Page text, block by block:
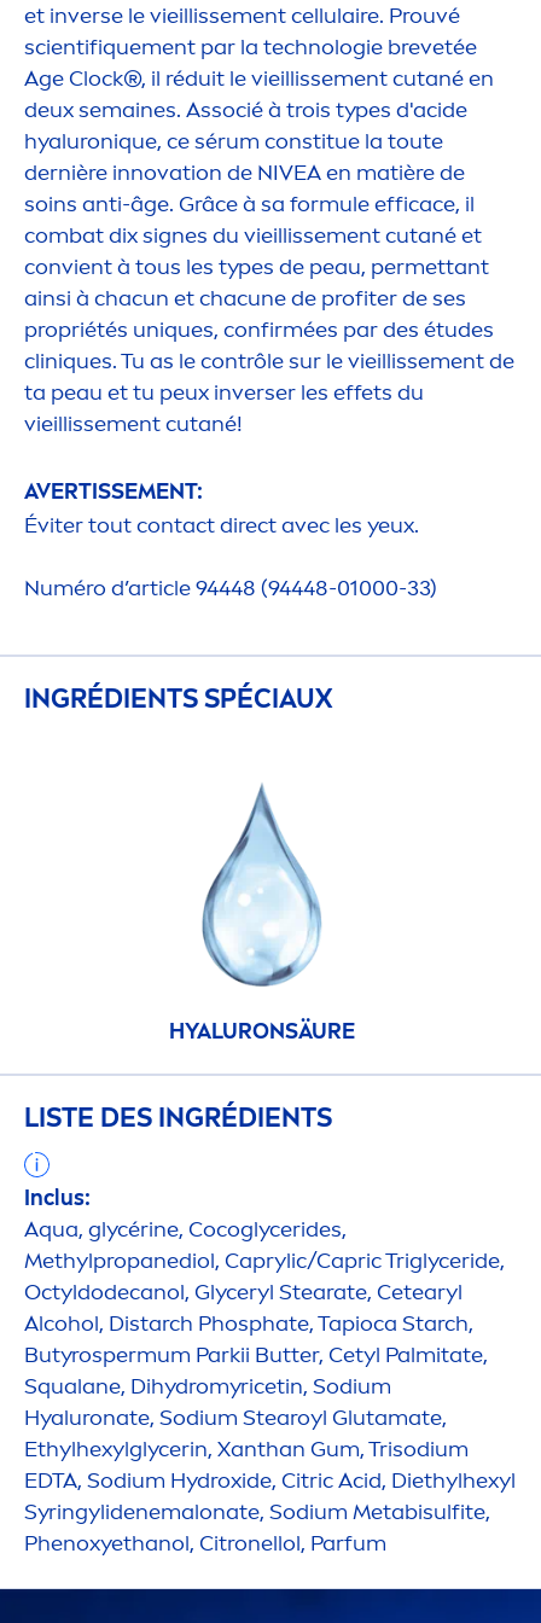
et inverse le vieillissement cellulaire. Prouvé
scientifiquement par la technologie brevetée
Age Clock®, il réduit le vieillissement cutané en
deux semaines. Associé à trois types d'acide
hyaluronique, ce sérum constitue la toute
dernière innovation de NIVEAen matière de
soins anti-âge. Grâce à sa formule efficace, il
combat dix signes du vieillissement cutané et
convient à tous les types de peau, permettant
ainsi à chacun et chacune de profiter de ses
propriétés uniques, confirmées par des études
cliniques. Tu as le contrôle sur le vieillissement de
ta peau et tu peux inverser les effets du
vieillissement cutané!
AVERTISSEMENT:
Éviter tout contact direct avec les yeux.
Numéro d’article 94448 (94448-01000-33)
INGRÉDIENTS SPÉCIAUX
HYALURONSÄURE
LISTE DES INGRÉDIENTS
Inclus:
Aqua, glycérine, Cocoglycerides,
Methylpropanediol, Caprylic/Capric Triglyceride,
Octyldodecanol, Glyceryl Stearate, Cetearyl
Alcohol, Distarch Phosphate, Tapioca Starch,
Butyrospermum Parkii Butter, Cetyl Palmitate,
Squalane, Dihydromyricetin, Sodium
Hyaluronate, Sodium Stearoyl Glutamate,
Ethylhexylglycerin, Xanthan Gum, Trisodium
EDTA, Sodium Hydroxide, Citric Acid, Diethylhexyl
Syringylidenemalonate, Sodium Metabisulfite,
Phenoxyethanol, Citronellol, Parfum